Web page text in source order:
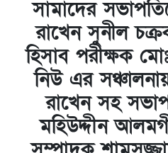
সামাদের
রাখেন সুনীল
হিসাব পরীক্ষক
নিউ এর
রাখেন সহ
মহিউদ্দীন